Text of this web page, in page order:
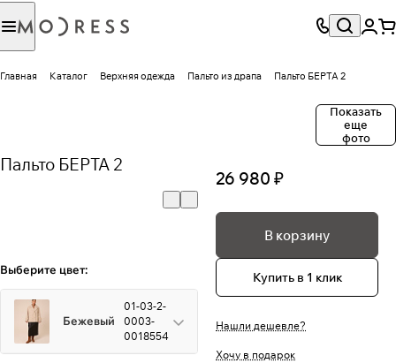
Главная Каталог Верхняя одежда Пальто из драпа Пальто БЕРТА 2
Показать
еще
фото
Пальто БЕРТА 2
Выберите цвет:
Бежевый
01-03-2-
0003-
0018554
26 980 ₽
В корзину
Купить в 1 клик
Нашли дешевле?
Хочу в подарок